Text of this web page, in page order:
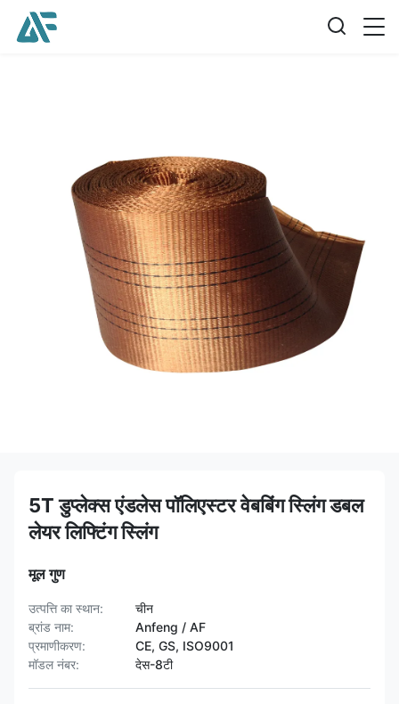
5T डुप्लेक्स एंडलेस पॉलिएस्टर वेबबिंग स्लिंग डबल
लेयर लिफ्टिंग स्लिंग
मूल गुण
उत्पत्ति का स्थान:
चीन
ब्रांड नाम:
Anfeng / AF
प्रमाणीकरण:
CE, GS, ISO9001
मॉडल नंबर:
देस-8टी